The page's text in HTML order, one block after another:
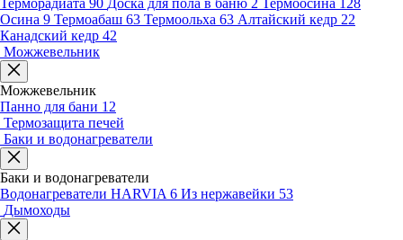
Терморадиата 90 Доска для пола в баню 2 Термоосина 128
Осина 9 Термоабаш 63 Термоольха 63 Алтайский кедр 22
Канадский кедр 42
Можжевельник
Можжевельник
Панно для бани 12
Термозащита печей
Баки и водонагреватели
Баки и водонагреватели
Водонагреватели HARVIA 6 Из нержавейки 53
Дымоходы